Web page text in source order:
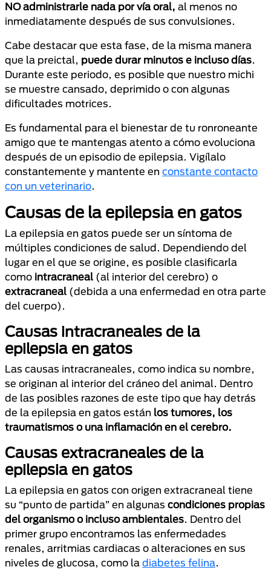
NO administrarle nada por vía oral, al menos no
inmediatamente después de sus convulsiones.
Cabe destacar que esta fase, de la misma manera
que la preictal, puede durar minutos e incluso días.
Durante este periodo, es posible que nuestro michi
se muestre cansado, deprimido o con algunas
dificultades motrices.
Es fundamental para el bienestar de tu ronroneante
amigo que te mantengas atento a cómo evoluciona
después de un episodio de epilepsia. Vigílalo
constantemente y mantente en constante contacto
con un veterinario.
Causas de la epilepsia en gatos
La epilepsia en gatos puede ser un síntoma de
múltiples condiciones de salud. Dependiendo del
lugar en el que se origine, es posible clasificarla
como intracraneal (al interior del cerebro) o
extracraneal (debida a una enfermedad en otra parte
del cuerpo).
Causas intracraneales de la
epilepsia en gatos
Las causas intracraneales, como indica su nombre,
se originan al interior del cráneo del animal. Dentro
de las posibles razones de este tipo que hay detrás
de la epilepsia en gatos están los tumores, los
traumatismos o una inflamación en el cerebro.
Causas extracraneales de la
epilepsia en gatos
La epilepsia en gatos con origen extracraneal tiene
su “punto de partida” en algunas condiciones propias
del organismo o incluso ambientales. Dentro del
primer grupo encontramos las enfermedades
renales, arritmias cardiacas o alteraciones en sus
niveles de glucosa, como la diabetes felina.